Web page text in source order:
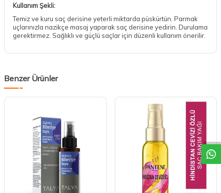
Kullanım Şekli:
Temiz ve kuru saç derisine yeterli miktarda püskürtün. Parmak
uçlarınızla nazikçe masaj yaparak saç derisine yedirin. Durulama
gerektirmez. Sağlıklı ve güçlü saçlar için düzenli kullanım önerilir.
Benzer Ürünler